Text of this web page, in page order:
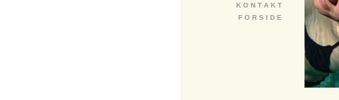
K O N T A K T
F O R S I D E